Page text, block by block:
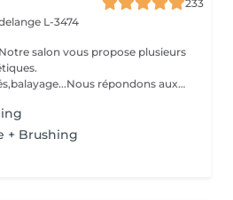
233
L-3474
salon vous propose plusieurs
répondons aux
+ Brushing